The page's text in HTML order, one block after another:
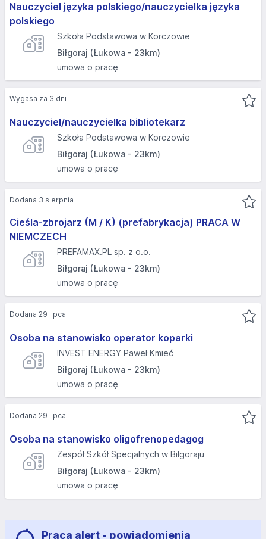
Nauczyciel języka polskiego/nauczycielka języka
polskiego
Szkoła Podstawowa w Korczowie
Biłgoraj (Łukowa - 23km)
umowa o pracę
Nauczyciel/nauczycielka bibliotekarz
Szkoła Podstawowa w Korczowie
Biłgoraj (Łukowa - 23km)
umowa o pracę
Wygasa za 3 dni
Cieśla-zbrojarz (M / K) (prefabrykacja) PRACA W
NIEMCZECH
PREFAMAX.PL sp. z o.o.
Biłgoraj (Łukowa - 23km)
umowa o pracę
Dodana 3 sierpnia
Osoba na stanowisko operator koparki
INVEST ENERGY Paweł Kmieć
Biłgoraj (Łukowa - 23km)
umowa o pracę
Dodana 29 lipca
Osoba na stanowisko oligofrenopedagog
Zespół Szkół Specjalnych w Biłgoraju
Biłgoraj (Łukowa - 23km)
umowa o pracę
Dodana 29 lipca
Praca alert - powiadomienia